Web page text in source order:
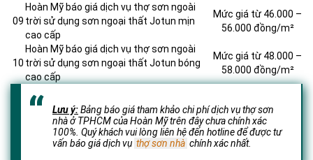
09
Hoàn Mỹ báo giá dịch vụ thợ sơn ngoài
trời sử dụng sơn ngoại thất Jotun mịn
cao cấp
Mức giá từ 46.000 –
56.000 đồng/m²
10
Hoàn Mỹ báo giá dịch vụ thợ sơn ngoài
trời sử dụng sơn ngoại thất Jotun bóng
cao cấp
Mức giá từ 48.000 –
58.000 đồng/m²
Lưu ý:Bảng báo giá tham khảo chi phí dịch vụ thợ sơn
nhà ở TPHCM của Hoàn Mỹ trên đây chưa chính xác
100%. Quý khách vui lòng liên hệ đến hotline để được tư
vấn báo giá dịch vụ thợ sơn nhà chính xác nhất.